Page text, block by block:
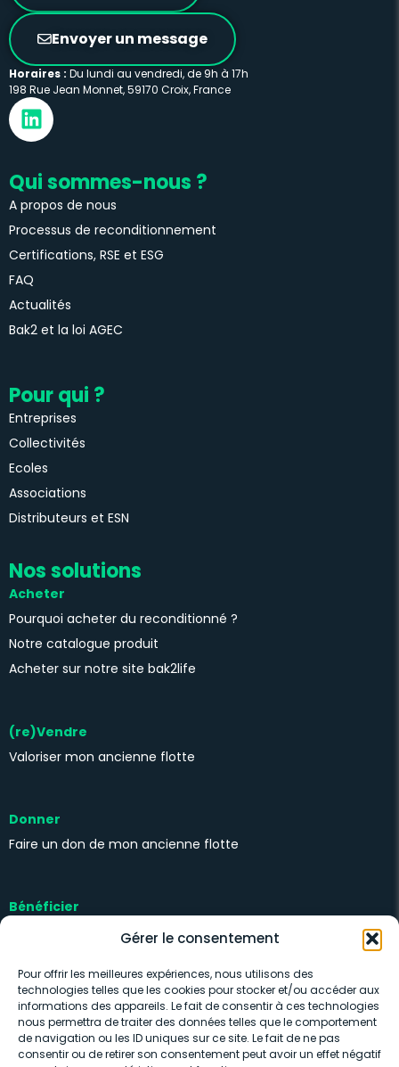
Gérer le consentement
Pour offrir les meilleures expériences, nous utilisons des
technologies telles que les cookies pour stocker et/ou accéder aux
informations des appareils. Le fait de consentir à ces technologies
nous permettra de traiter des données telles que le comportement
de navigation ou les ID uniques sur ce site. Le fait de ne pas
consentir ou de retirer son consentement peut avoir un effet négatif
Qui sommes-nous ?
A propos de nous
Processus de reconditionnement
Certifications, RSE et ESG
FAQ
Actualités
Bak2 et la loi AGEC
Pour qui ?
Entreprises
Collectivités
Ecoles
Associations
Distributeurs et ESN
Nos solutions
Acheter
Pourquoi acheter du reconditionné ?
Notre catalogue produit
Acheter sur notre site bak2life
(re)Vendre
Valoriser mon ancienne flotte
Donner
Faire un don de mon ancienne flotte
Bénéficier
Envoyer un message
Horaires : Du lundi au vendredi, de 9h à 17h
198 Rue Jean Monnet, 59170 Croix, France